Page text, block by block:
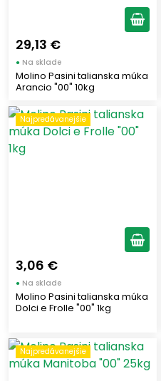
29,13 €
● Na sklade
Molino Pasini talianska múka
Arancio "00" 10kg
Najpredávanejšie
3,06 €
● Na sklade
Molino Pasini talianska múka
Dolci e Frolle "00" 1kg
Najpredávanejšie